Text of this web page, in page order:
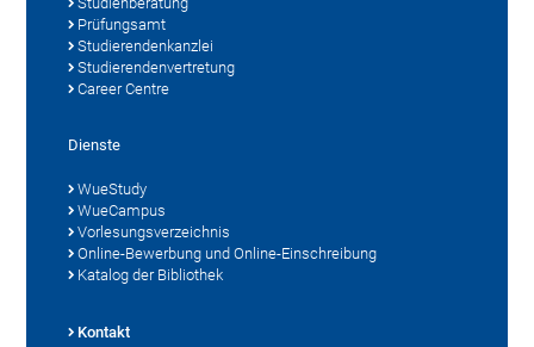
Prüfungsamt
Studierendenkanzlei
Studierendenvertretung
Career Centre
Dienste
WueStudy
WueCampus
Vorlesungsverzeichnis
Online-Bewerbung und Online-Einschreibung
Katalog der Bibliothek
Kontakt